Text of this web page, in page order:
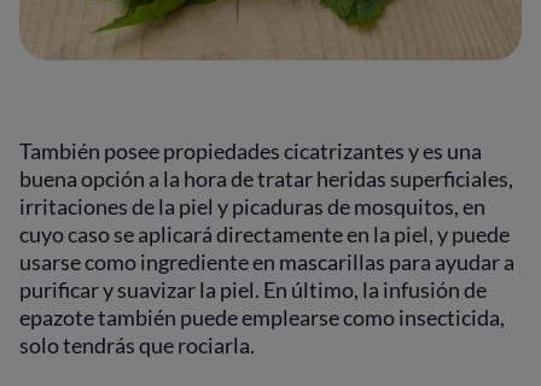
También posee propiedades cicatrizantes y es una
buena opción a la hora de tratar heridas superficiales,
irritaciones de la piel y picaduras de mosquitos, en
cuyo caso se aplicará directamente en la piel, y puede
usarse como ingrediente en mascarillas para ayudar a
purificar y suavizar la piel. En último, la infusión de
epazote también puede emplearse como insecticida,
solo tendrás que rociarla.